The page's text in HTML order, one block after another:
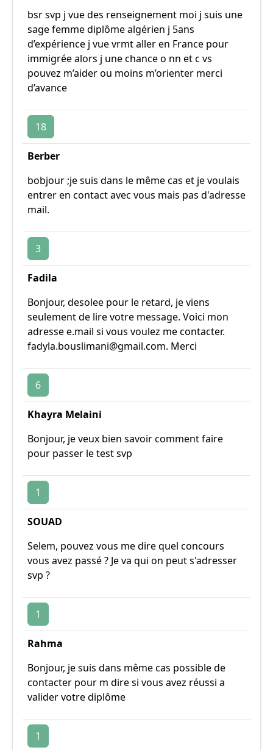
bsr svp j vue des renseignement moi j suis une
sage femme diplôme algérien j 5ans
d’expérience j vue vrmt aller en France pour
immigrée alors j une chance o nn et c vs
pouvez m’aider ou moins m’orienter merci
d’avance
18
Berber
bobjour ;je suis dans le même cas et je voulais
entrer en contact avec vous mais pas d'adresse
mail.
3
Fadila
Bonjour, desolee pour le retard, je viens
seulement de lire votre message. Voici mon
adresse e.mail si vous voulez me contacter.
fadyla.bouslimani@gmail.com. Merci
6
Khayra Melaini
Bonjour, je veux bien savoir comment faire
pour passer le test svp
1
SOUAD
Selem, pouvez vous me dire quel concours
vous avez passé ? Je va qui on peut s'adresser
svp ?
1
Rahma
Bonjour, je suis dans même cas possible de
contacter pour m dire si vous avez réussi a
valider votre diplôme
1